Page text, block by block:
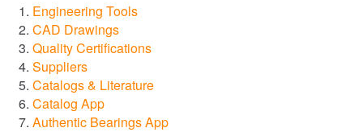
Engineering Tools
CAD Drawings
Quality Certifications
Suppliers
Catalogs & Literature
Catalog App
Authentic Bearings App